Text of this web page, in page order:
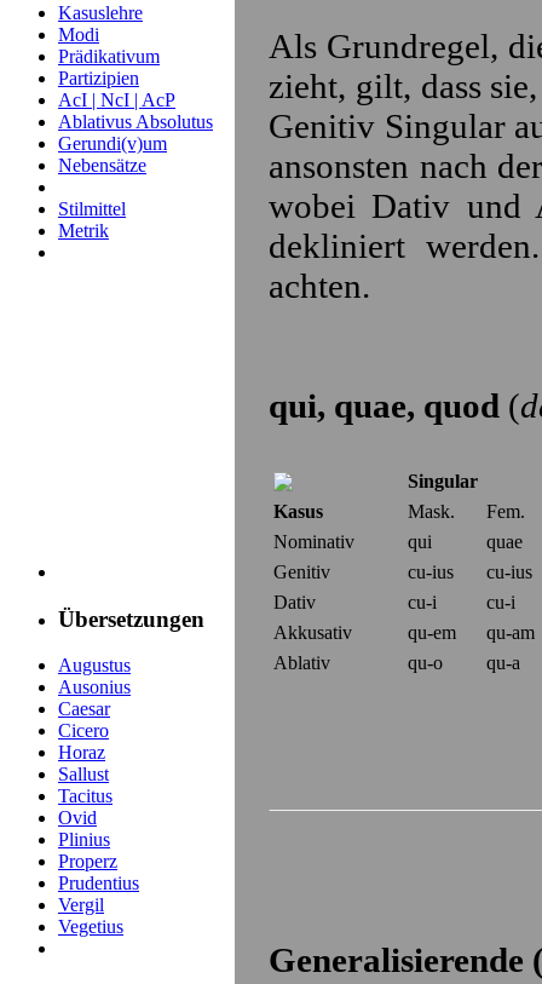
Kasuslehre
Modi
Prädikativum
Partizipien
AcI | NcI | AcP
Ablativus Absolutus
Gerundi(v)um
Nebensätze
Stilmittel
Metrik
Übersetzungen
Augustus
Ausonius
Caesar
Cicero
Horaz
Sallust
Tacitus
Ovid
Plinius
Properz
Prudentius
Vergil
Vegetius
Als Grundregel,
zieht, gilt, dass
Genitiv Singular
ansonsten nach
wobei Dativ und
dekliniert
achten.
qui, quae, quod (
Singular
Kasus
Mask.
Fem.
Nominativ
qui
quae
Genitiv
cu-ius cu-ius
Dativ
cu-i cu-i
Akkusativ
qu-em qu-am
Ablativ
qu-o qu-a